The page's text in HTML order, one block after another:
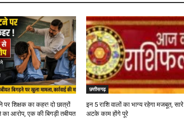
पर शिक्षक का कहर! दो छात्रों
आरोप, एक की बिगड़ी तबीयत
छत्तीसगढ़
इन 5 राशि वालों का भाग्य रहेगा मजबूत, सारे
अटके काम होंगे पूरे